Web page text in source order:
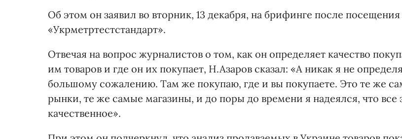
Об этом он заявил во вторник, 13 декабря, на брифинге после
«Укрметртестстандарт».
Отвечая на вопрос журналистов о том, как он определяет качество
им товаров и где он их покупает, Н.Азаров сказал: «А никак я не
большому сожалению. Там же покупаю, где и вы покупаете. Это те же
рынки, те же самые магазины, и до поры до времени я надеялся, что все
качественное».